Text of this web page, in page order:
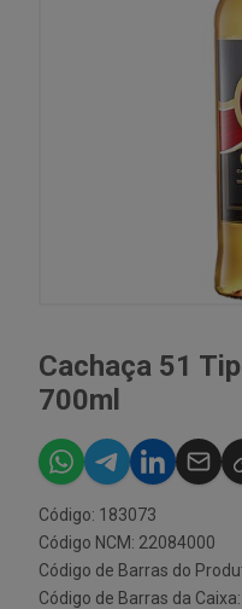
Cachaça 51
700ml
Código: 183073
Código NCM: 22084000
Código de Barras do
Código de Barras da